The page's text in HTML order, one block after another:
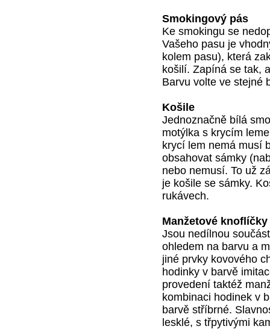
Smokingový pás
Ke smokingu se
Vašeho pasu je
kolem pasu), která
košilí. Zapíná se tak,
Barvu volte ve stejné
Košile
Jednoznačně bílá
motýlka s krycím
krycí lem nemá musí
obsahovat sámky
nebo nemusí. To už
je košile se sámky.
rukávech.
Manžetové knoflíčky
Jsou nedílnou
ohledem na barvu a
jiné prvky kovového
hodinky v barvě
provedení taktéž
kombinaci hodinek v
barvě stříbrné.
lesklé, s třpytivými